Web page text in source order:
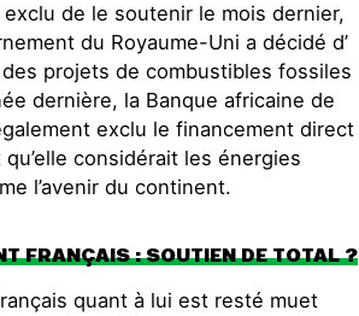
exclu de le soutenir le mois dernier,
du Royaume-Uni a décidé d’
projets de combustibles fossiles
dernière, la Banque africaine de
exclu le financement direct
considérait les énergies
l’avenir du continent.
FRANÇAIS : SOUTIEN DE TOTAL ?
quant à lui est resté muet